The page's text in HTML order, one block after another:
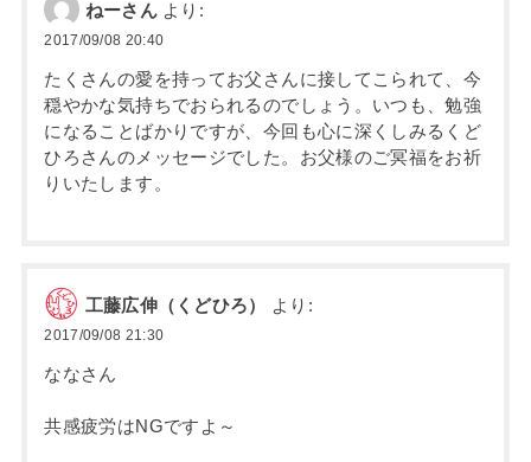
ねーさん より:
2017/09/08 20:40
たくさんの愛を持ってお父さんに接してこられて、今
穏やかな気持ちでおられるのでしょう。いつも、勉強
になることばかりですが、今回も心に深くしみるくど
ひろさんのメッセージでした。お父様のご冥福をお祈
りいたします。
工藤広伸（くどひろ） より:
2017/09/08 21:30
ななさん
共感疲労はNGですよ～